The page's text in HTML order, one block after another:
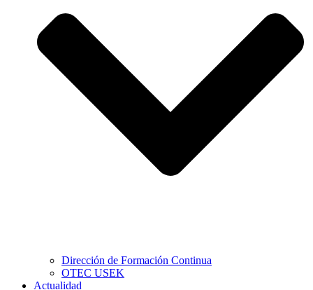
Dirección de Formación Continua
OTEC USEK
Actualidad